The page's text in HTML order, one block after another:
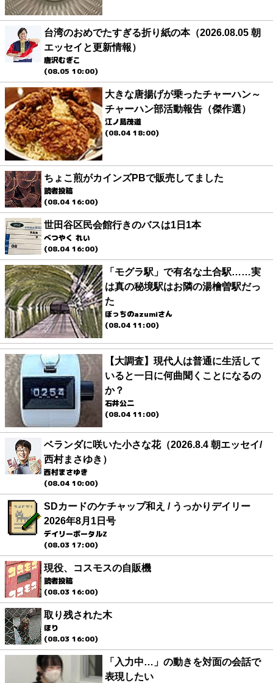
台湾のおめでたすぎる折り紙の本（2026.08.05 朝
エッセイと更新情報）
唐沢むぎこ
(08.05 10:00)
大きな唐揚げが乗ったチャーハン～
チャーハン部活動報告（傑作選）
江ノ島茂道
(08.04 18:00)
ちょこ煎がカインズPBで販売してました
読者投稿
(08.04 16:00)
世田谷区民会館行きのバスは1日1本
べつやく れい
(08.04 16:00)
「モグラ駅」で有名な土合駅……実
は真の秘境駅はお隣の湯檜曽駅だっ
た
ぼっちのazumiさん
(08.04 11:00)
【大調査】現代人は普通に生活して
いると一日に何曲聞くことになるの
か？
石井公二
(08.04 11:00)
ベランダに咲いた小さな花（2026.8.4 朝エッセイ/
西村まさゆき）
西村まさゆき
(08.04 10:00)
SDカードのケチャップ和え / うっかりデイリー
2026年8月1日号
デイリーポータルZ
(08.03 17:00)
現役、コスモスの自販機
読者投稿
(08.03 16:00)
取り残された木
ほり
(08.03 16:00)
「入力中…」の動きを対面の会話で
表現したい